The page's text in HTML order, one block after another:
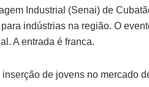
Industrial (Senai) de
indústrias na região. O
A entrada é franca.
de jovens no mercado